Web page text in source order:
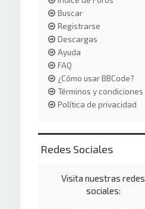
Buscar
Registrarse
Descargas
Ayuda
FAQ
¿Cómo usar BBCode?
Términos y condiciones
Política de privacidad
Redes Sociales
Visita nuestras redes
sociales: